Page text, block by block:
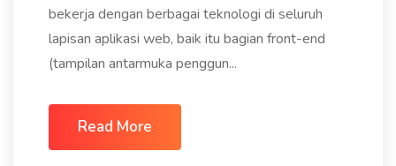
bekerja dengan berbagai teknologi di seluruh
lapisan aplikasi web, baik itu bagian front-end
(tampilan antarmuka penggun...
Read More